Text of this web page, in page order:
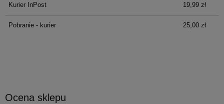
Kurier InPost 19,99 zł
Pobranie - kurier 25,00 zł
Ocena sklepu